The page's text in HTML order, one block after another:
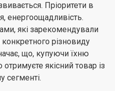
Пріоритети в
енергоощадливість.
які зарекомендували
різновиду
що, купуючи їхню
якісний товар із
сегменті.